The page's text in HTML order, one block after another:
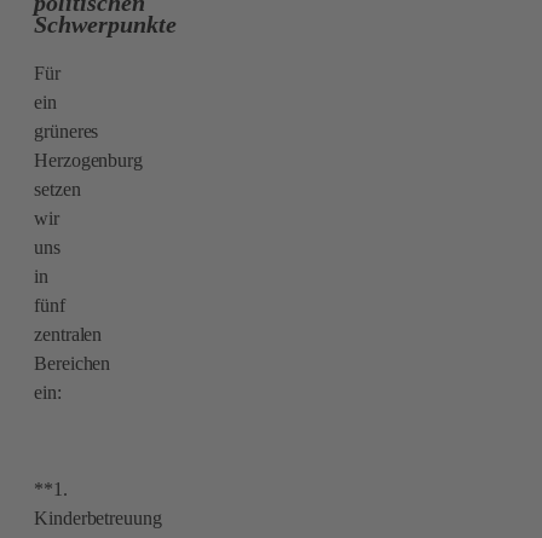
Schwerpunkte
Für
ein
grüneres
Herzogenburg
setzen
wir
uns
in
fünf
zentralen
Bereichen
ein:
**1.
Kinderbetreuung